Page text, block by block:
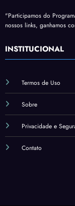
"Participamos do
nossos links, ganhamos
INSTITUCIONAL
Termos de Uso
Sobre
Privacidade e
Contato